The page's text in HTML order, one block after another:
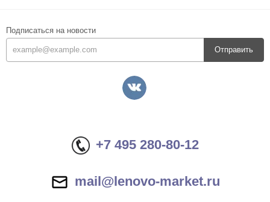
Подписаться на новости
Отправить
+7 495 280-80-12
mail@lenovo-market.ru